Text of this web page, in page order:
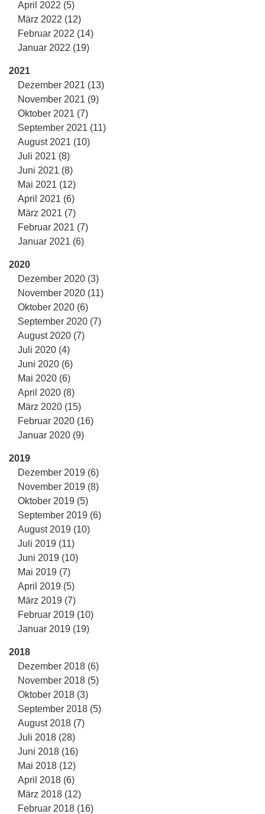
April 2022 (5)
März 2022 (12)
Februar 2022 (14)
Januar 2022 (19)
2021
Dezember 2021 (13)
November 2021 (9)
Oktober 2021 (7)
September 2021 (11)
August 2021 (10)
Juli 2021 (8)
Juni 2021 (8)
Mai 2021 (12)
April 2021 (6)
März 2021 (7)
Februar 2021 (7)
Januar 2021 (6)
2020
Dezember 2020 (3)
November 2020 (11)
Oktober 2020 (6)
September 2020 (7)
August 2020 (7)
Juli 2020 (4)
Juni 2020 (6)
Mai 2020 (6)
April 2020 (8)
März 2020 (15)
Februar 2020 (16)
Januar 2020 (9)
2019
Dezember 2019 (6)
November 2019 (8)
Oktober 2019 (5)
September 2019 (6)
August 2019 (10)
Juli 2019 (11)
Juni 2019 (10)
Mai 2019 (7)
April 2019 (5)
März 2019 (7)
Februar 2019 (10)
Januar 2019 (19)
2018
Dezember 2018 (6)
November 2018 (5)
Oktober 2018 (3)
September 2018 (5)
August 2018 (7)
Juli 2018 (28)
Juni 2018 (16)
Mai 2018 (12)
April 2018 (6)
März 2018 (12)
Februar 2018 (16)